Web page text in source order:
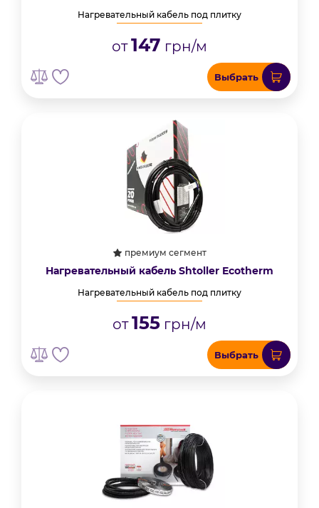
Нагревательный кабель под плитку
от147 грн/м
Выбрать
премиум сегмент
Нагревательный кабель Shtoller Ecotherm
Нагревательный кабель под плитку
от155 грн/м
Выбрать